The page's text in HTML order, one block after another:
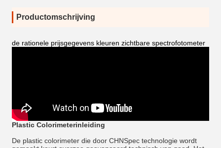
Productomschrijving
de rationele prijsgegevens kleuren zichtbare spectrofotometer
Plastic Colorimeterinleiding
De plastic colorimeter die door CHNSpec technologie wordt